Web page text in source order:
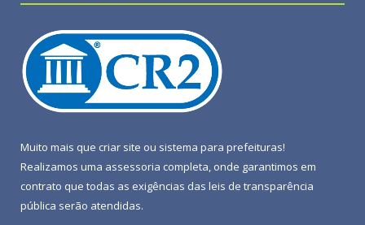
Muito mais que criar site ou sistema para prefeituras!
Realizamos uma assessoria completa, onde garantimos em
contrato que todas as exigências das leis de transparência
pública serão atendidas.